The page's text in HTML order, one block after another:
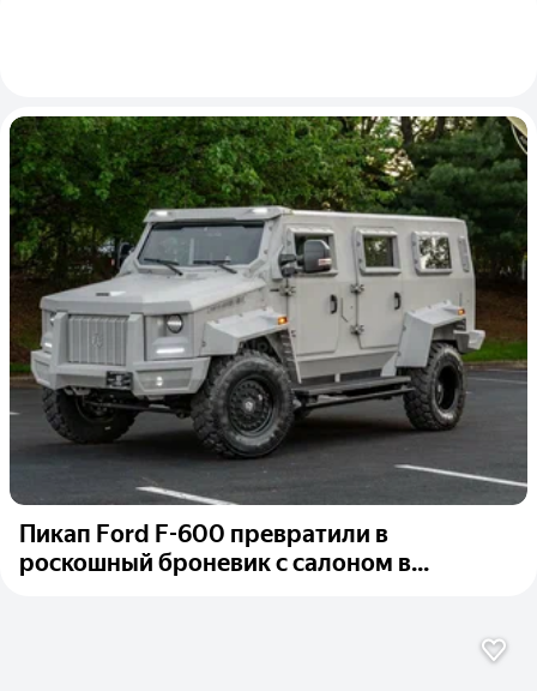
Пикап Ford F-600 превратили в
роскошный броневик с салоном в...